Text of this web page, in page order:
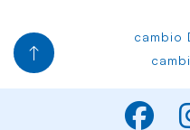
cambio